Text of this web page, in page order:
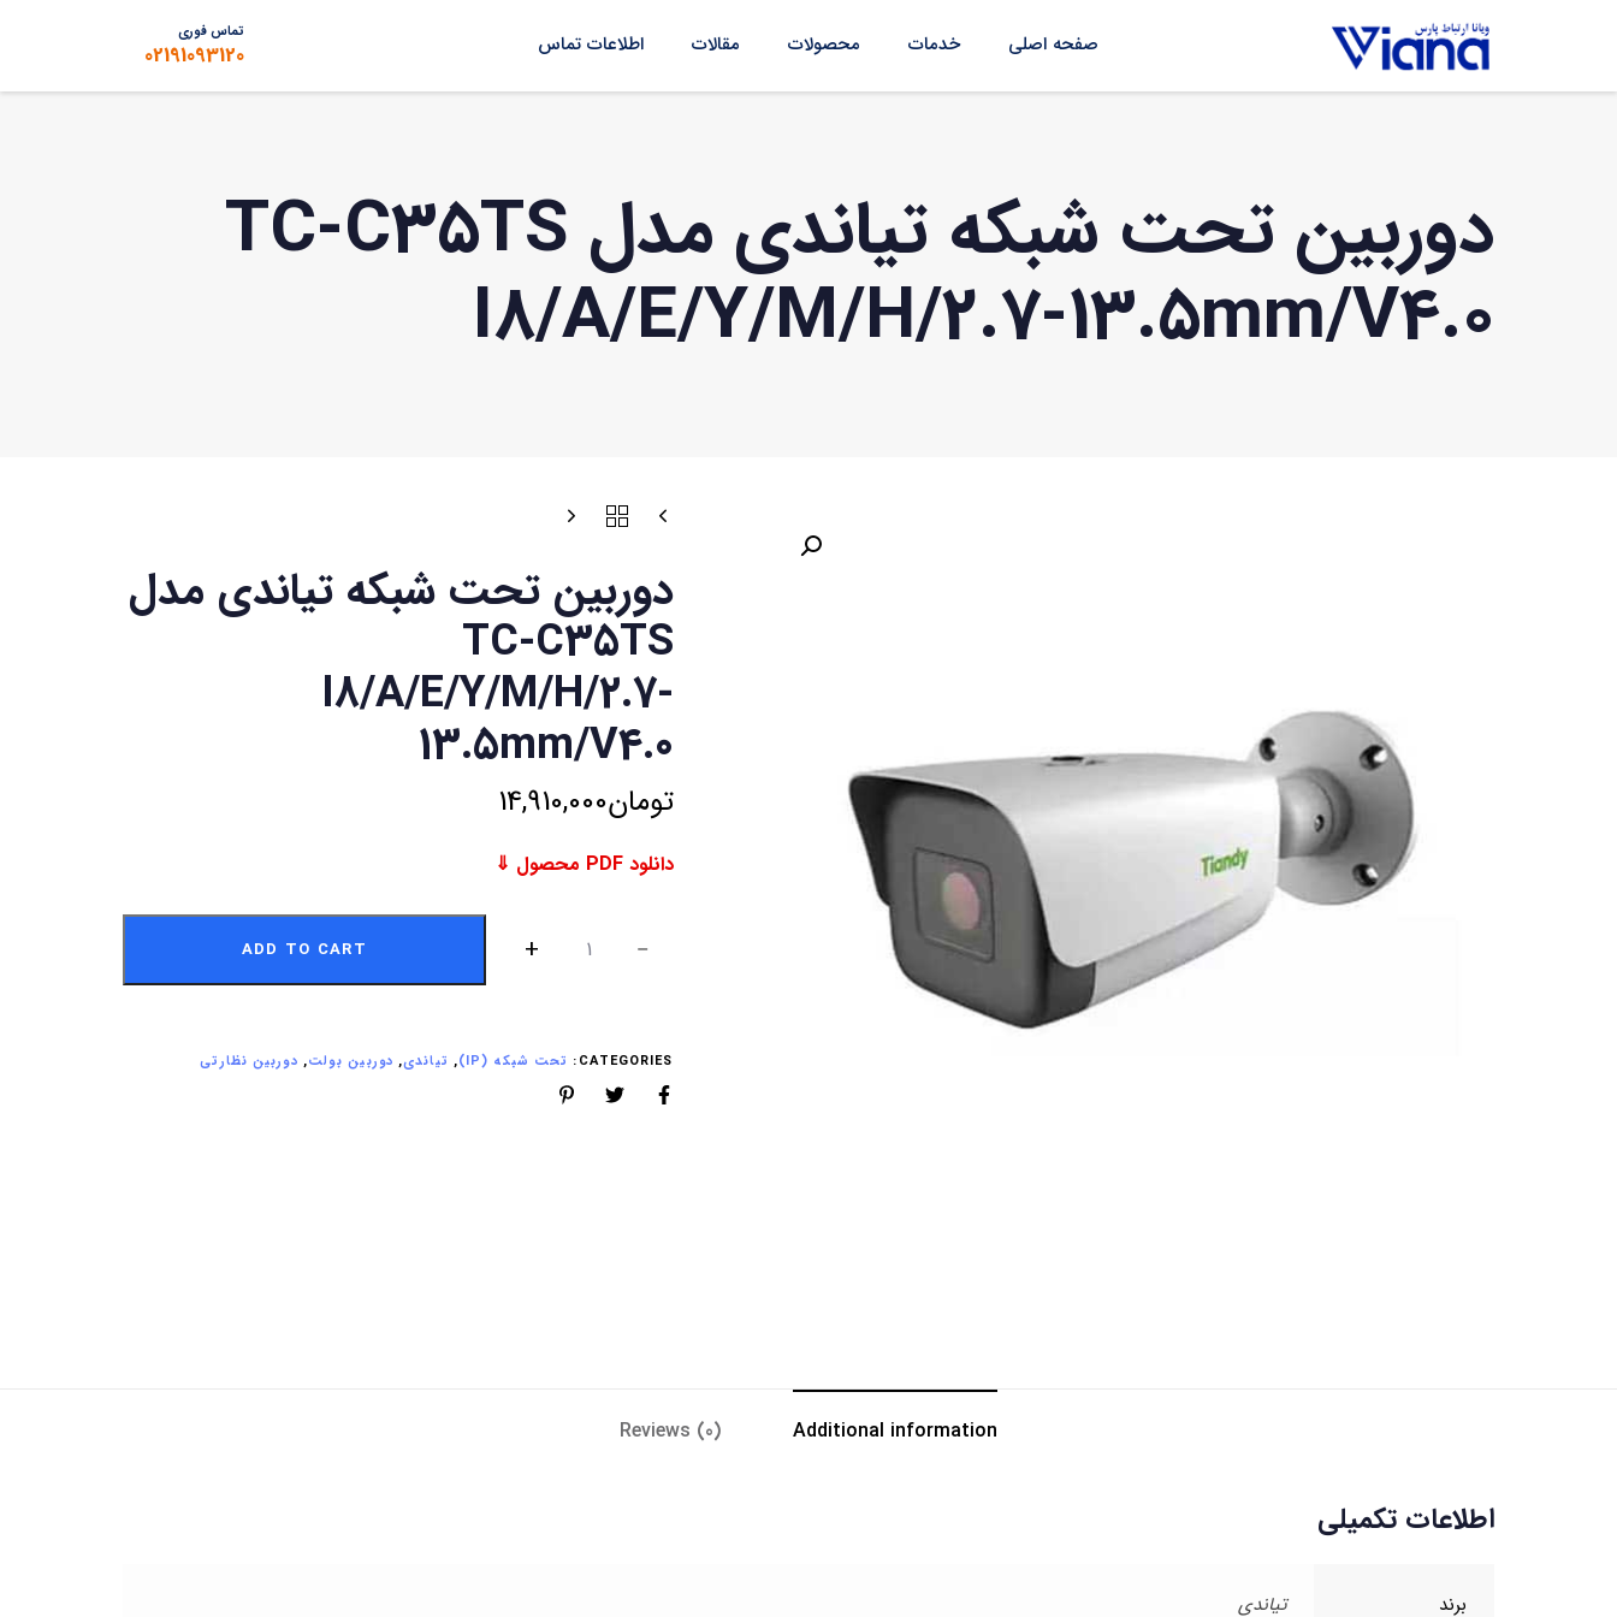
صفحه اصلی خدمات محصولات مقالات اطلاعات تماس تماس فوری
02191093120
دوربین تحت شبکه تیاندی مدل TC-C35TS
I8/A/E/Y/M/H/2.7-13.5mm/V4.0
دوربین تحت شبکه تیاندی مدل
TC-C35TS
I8/A/E/Y/M/H/2.7-
13.5mm/V4.0
تومان14,910,000
دانلود PDF محصول ⇓
ADD TO CART
CATEGORIES: تحت شبکه (IP) , تیاندی, دوربین بولت, دوربین نظارتی
Additional information
Reviews (0)
اطلاعات تکمیلی
برند تیاندی